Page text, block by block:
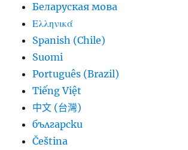
Беларуская мова
Ελληνικά
Spanish (Chile)
Suomi
Português (Brazil)
Tiếng Việt
中文 (台灣)
български
Čeština